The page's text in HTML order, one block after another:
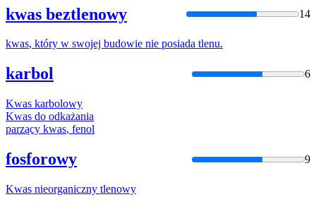
kwas beztlenowy 14
kwas, który w swojej budowie nie posiada tlenu.
karbol 6
Kwas karbolowy
Kwas do odkażania
parzący kwas, fenol
fosforowy 9
Kwas nieorganiczny tlenowy